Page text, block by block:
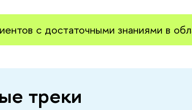
с достаточными знаниями в
треки